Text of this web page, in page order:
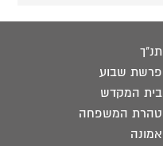
תנ"ך
פרשת שבוע
בית המקדש
טהרת המשפחה
אמונה